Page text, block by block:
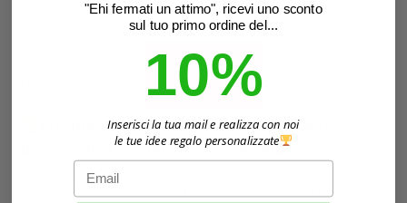
INFORMAZIONI AGGIUNTIVE
Kit offerta Torneo PREMIUM – “qualità
d’eccellenza” disponibilità limitata
"Ehi fermati un attimo", ricevi uno sconto
sul tuo primo ordine del...
10%
Inserisci la tua mail e realizza con noi
le tue idee regalo personalizzate
Email